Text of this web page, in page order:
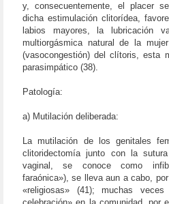
y, consecuentemente, el placer
dicha estimulación clitorídea,
labios mayores, la lubricación
multiorgásmica natural de la
(vasocongestión) del clítoris, esta
parasimpático (38).
Patología:
a) Mutilación deliberada:
La mutilación de los genitales
clitoridectomía junto con la
vaginal, se conoce como
faraónica»), se lleva aun a cabo,
«religiosas» (41); muchas